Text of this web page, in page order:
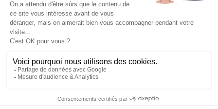
VOTRE COMPTE 
Groupe Proservice